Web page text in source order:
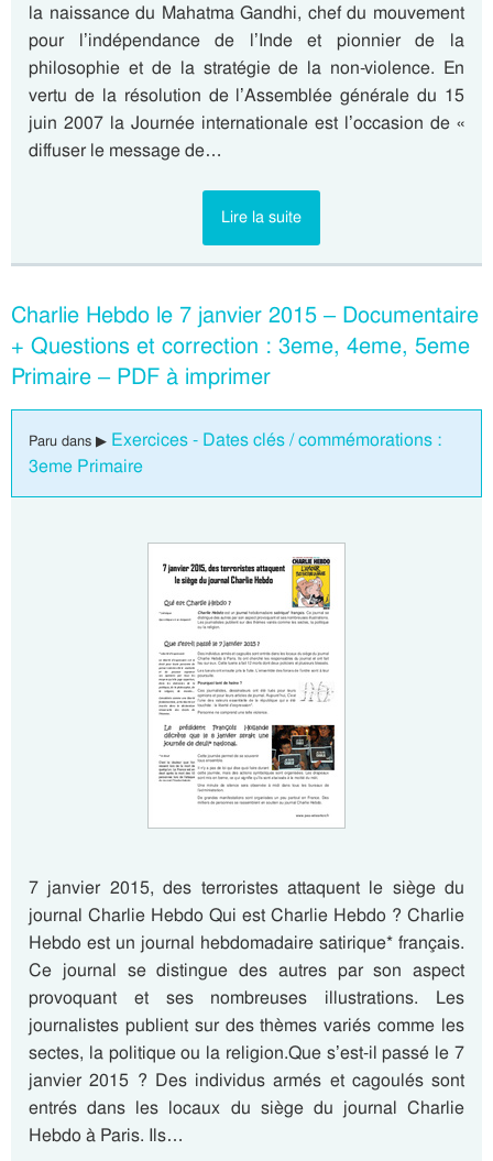
la naissance du Mahatma Gandhi, chef du mouvement
pour l’indépendance de l’Inde et pionnier de la
philosophie et de la stratégie de la non-violence. En
vertu de la résolution de l’Assemblée générale du 15
juin 2007 la Journée internationale est l’occasion de «
diffuser le message de…
Lire la suite
Charlie Hebdo le 7 janvier 2015 – Documentaire
+ Questions et correction : 3eme, 4eme, 5eme
Primaire – PDF à imprimer
Paru dans ▶ Exercices - Dates clés / commémorations :
3eme Primaire
7 janvier 2015, des terroristes attaquent le siège du
journal Charlie Hebdo Qui est Charlie Hebdo ? Charlie
Hebdo est un journal hebdomadaire satirique* français.
Ce journal se distingue des autres par son aspect
provoquant et ses nombreuses illustrations. Les
journalistes publient sur des thèmes variés comme les
sectes, la politique ou la religion.Que s’est-il passé le 7
janvier 2015 ? Des individus armés et cagoulés sont
entrés dans les locaux du siège du journal Charlie
Hebdo à Paris. Ils…